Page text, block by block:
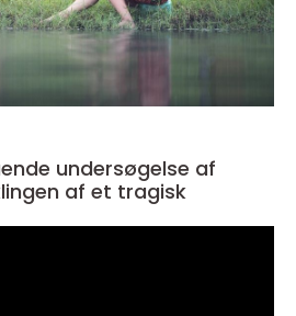
undersøgelse af
af et tragisk